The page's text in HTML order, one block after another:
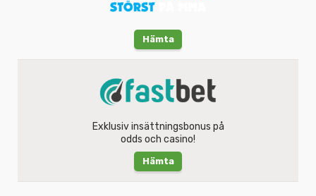
Hämta
Exklusiv insättningsbonus på
odds och casino!
Hämta